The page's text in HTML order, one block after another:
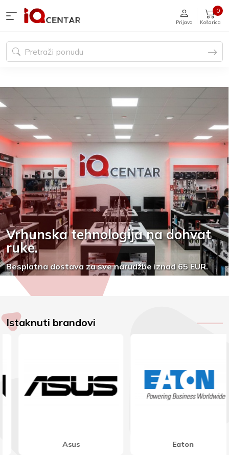
Prijava Košarica
0
Vrhunska tehnologija na dohvat
ruke.
Besplatna dostava za sve narudžbe iznad 65 EUR.
Istaknuti brandovi
Eaton Fortron